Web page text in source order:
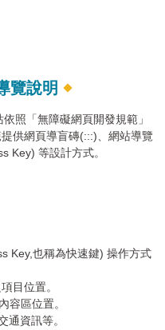
覽說明
照「無障礙網頁開發規範」
供網頁導盲磚(:::)、網站導覽
Key) 等設計方式。
Key,也稱為快速鍵) 操作方式
目位置。
容區位置。
通資訊等。